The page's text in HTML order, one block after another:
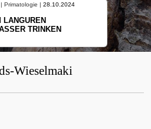
|28.10.2024
TRINKEN
Wieselmaki